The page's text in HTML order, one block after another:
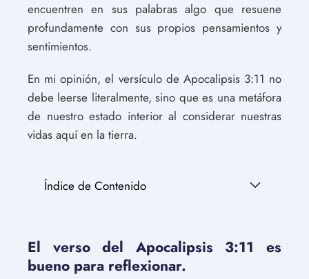
encuentren en sus palabras algo que resuene
profundamente con sus propios pensamientos y
sentimientos.
En mi opinión, el versículo de Apocalipsis 3:11 no
debe leerse literalmente, sino que es una metáfora
de nuestro estado interior al considerar nuestras
vidas aquí en la tierra.
Índice de Contenido
El verso del Apocalipsis 3:11 es
bueno para reflexionar.